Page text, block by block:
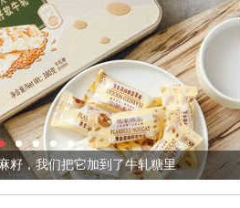
，我们把它加到了牛轧糖里